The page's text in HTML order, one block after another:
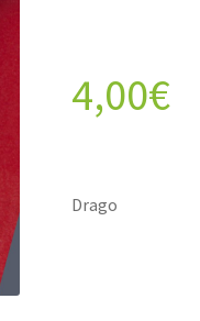
4,00€
Drago